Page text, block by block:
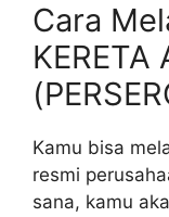
Cara
KERETA
Kamu bisa
resmi
sana, kamu